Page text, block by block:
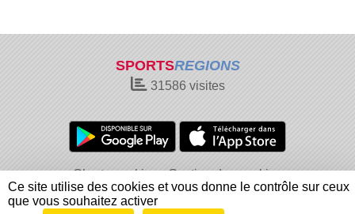
SPORTSREGIONS
31586visites
Charte cookies
Gestion des cookies
Informations légales
Signaler un contenu inapproprié
Ce site utilise des cookies et vous donne le contrôle sur ceux
que vous souhaitez activer